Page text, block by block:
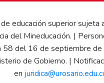
educación superior sujeta
del Mineducación. |
58 del 16 de septiembre
de Gobierno. |
en